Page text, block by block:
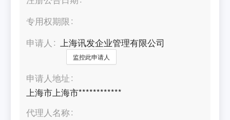
专用权期限
申请人
上海讯发企业管理有限公司
监控此申请人
申请人地址
上海市上海市************
代理人名称